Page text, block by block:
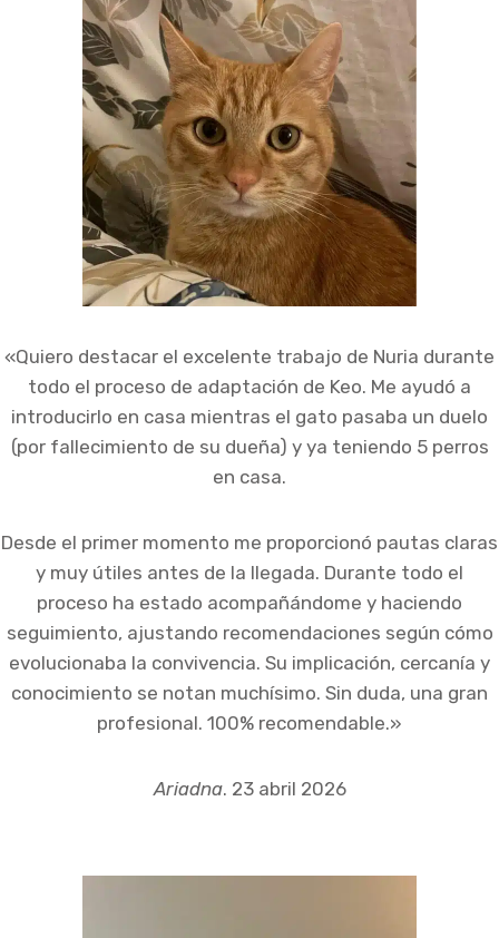
«Quiero destacar el excelente trabajo de Nuria durante
todo el proceso de adaptación de Keo. Me ayudó a
introducirlo en casa mientras el gato pasaba un duelo
(por fallecimiento de su dueña) y ya teniendo 5 perros
en casa.
Desde el primer momento me proporcionó pautas claras
y muy útiles antes de la llegada. Durante todo el
proceso ha estado acompañándome y haciendo
seguimiento, ajustando recomendaciones según cómo
evolucionaba la convivencia. Su implicación, cercanía y
conocimiento se notan muchísimo. Sin duda, una gran
profesional. 100% recomendable.»
Ariadna. 23 abril 2026